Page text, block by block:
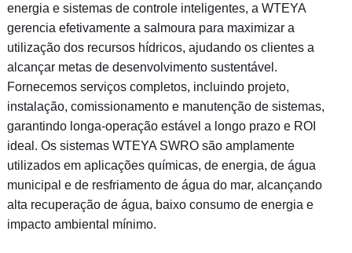
energia e sistemas de controle inteligentes, a WTEYA
gerencia efetivamente a salmoura para maximizar a
utilização dos recursos hídricos, ajudando os clientes a
alcançar metas de desenvolvimento sustentável.
Fornecemos serviços completos, incluindo projeto,
instalação, comissionamento e manutenção de sistemas,
garantindo longa-operação estável a longo prazo e ROI
ideal. Os sistemas WTEYA SWRO são amplamente
utilizados em aplicações químicas, de energia, de água
municipal e de resfriamento de água do mar, alcançando
alta recuperação de água, baixo consumo de energia e
impacto ambiental mínimo.